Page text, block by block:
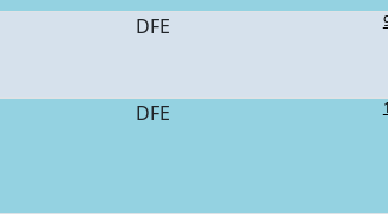
DFE
DFE